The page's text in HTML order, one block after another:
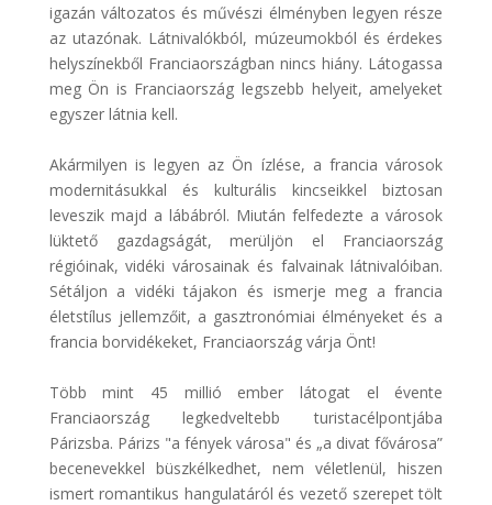
igazán változatos és művészi élményben legyen része
az utazónak. Látnivalókból, múzeumokból és érdekes
helyszínekből Franciaországban nincs hiány. Látogassa
meg Ön is Franciaország legszebb helyeit, amelyeket
egyszer látnia kell.
Akármilyen is legyen az Ön ízlése, a francia városok
modernitásukkal és kulturális kincseikkel biztosan
leveszik majd a lábábról. Miután felfedezte a városok
lüktető gazdagságát, merüljön el Franciaország
régióinak, vidéki városainak és falvainak látnivalóiban.
Sétáljon a vidéki tájakon és ismerje meg a francia
életstílus jellemzőit, a gasztronómiai élményeket és a
francia borvidékeket, Franciaország várja Önt!
Több mint 45 millió ember látogat el évente
Franciaország legkedveltebb turistacélpontjába
Párizsba. Párizs "a fények városa" és „a divat fővárosa”
becenevekkel büszkélkedhet, nem véletlenül, hiszen
ismert romantikus hangulatáról és vezető szerepet tölt